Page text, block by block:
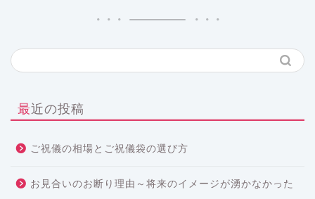
最近の投稿
ご祝儀の相場とご祝儀袋の選び方
お見合いのお断り理由～将来のイメージが湧かなかった